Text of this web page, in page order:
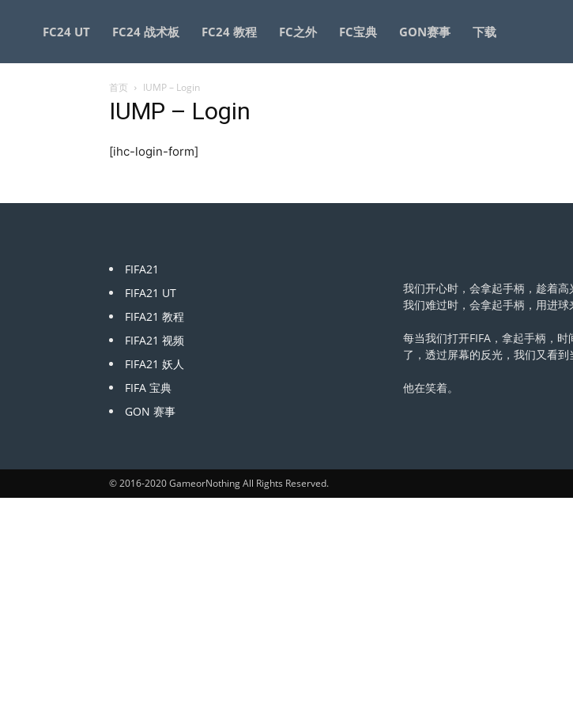
GameorNothing
FC24 UT FC24 战术板 FC24 教程 FC之外 FC宝典 GON赛事 下载
首页 IUMP – Login
IUMP – Login
[ihc-login-form]
FIFA21
FIFA21 UT
FIFA21 教程
FIFA21 视频
FIFA21 妖人
FIFA 宝典
GON 赛事
我们开心时，会拿起手柄，趁着高
我们难过时，会拿起手柄，用进球
每当我们打开FIFA，拿起手柄，时
了，透过屏幕的反光，我们又看到
他在笑着。
© 2016-2020 GameorNothing All Rights Reserved.